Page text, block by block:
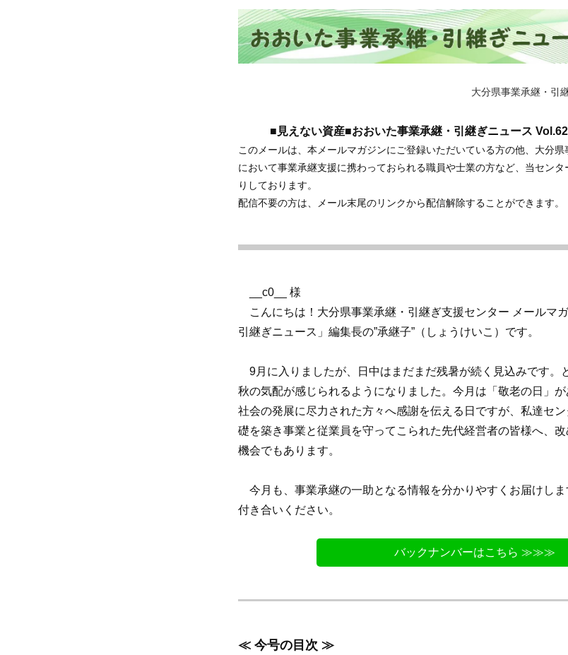
大分県事業承継・引
■見えない資産■おおいた事業承継・引継ぎニュース
このメールは、本メールマガジンにご登録いただいている方の他、大分
において事業承継支援に携わっておられる職員や士業の方など、当セン
りしております。
配信不要の方は、メール末尾のリンクから配信解除することができます。
__c0__ 様
こんにちは！大分県事業承継・引継ぎ支援センター メールマ
引継ぎニュース」編集長の”承継子”（しょうけいこ）です。
9月に入りましたが、日中はまだまだ残暑が続く見込みです。
秋の気配が感じられるようになりました。今月は「敬老の日」
社会の発展に尽力された方々へ感謝を伝える日ですが、私達セ
礎を築き事業と従業員を守ってこられた先代経営者の皆様へ、改
機会でもあります。
今月も、事業承継の一助となる情報を分かりやすくお届けし
付き合いください。
バックナンバーはこちら ≫≫≫
≪ 今号の目次 ≫